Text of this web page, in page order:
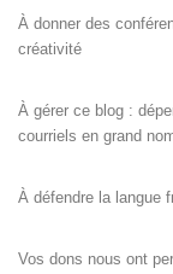
À donner des
créativité
À gérer ce blog :
courriels en grand
À défendre la langue
Vos dons nous ont